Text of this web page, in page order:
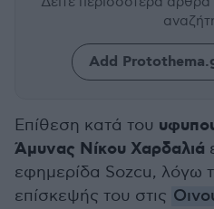
Add
Επίθεση κατά του
Άμυνας Νίκου Χαρδαλιά
εφημερίδα Sozcu, λόγω
επίσκεψής του στις